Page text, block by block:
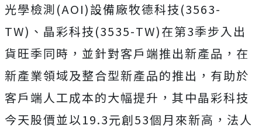
光學檢測(AOI)設備廠牧德科技(3563-
TW)、晶彩科技(3535-TW)在第3季步入出
貨旺季同時，並針對客戶端推出新產品，在
新產業領域及整合型新產品的推出，有助於
客戶端人工成本的大幅提升，其中晶彩科技
今天股價並以19.3元創53個月來新高，法人